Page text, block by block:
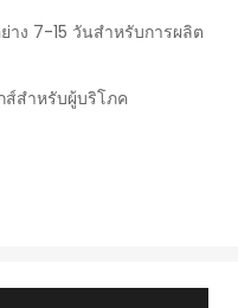
ง 7-15 วันสำหรับการผลิต
ส์สำหรับผู้บริโภค